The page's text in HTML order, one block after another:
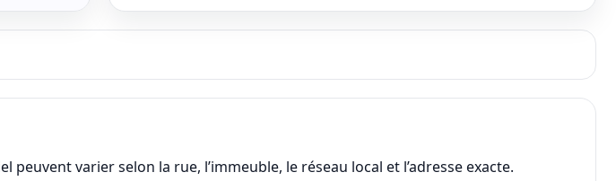
varier selon la rue, l’immeuble, le réseau local et l’adresse exacte.